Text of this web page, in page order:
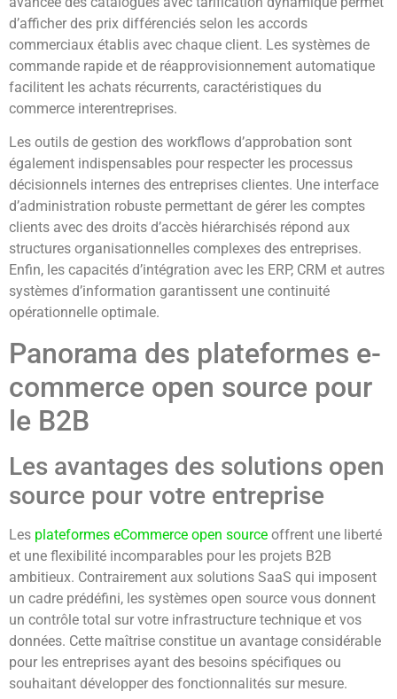
d’afficher des prix différenciés selon les accords
commerciaux établis avec chaque client. Les systèmes de
commande rapide et de réapprovisionnement automatique
facilitent les achats récurrents, caractéristiques du
commerce interentreprises.
Les outils de gestion des workflows d’approbation sont
également indispensables pour respecter les processus
décisionnels internes des entreprises clientes. Une interface
d’administration robuste permettant de gérer les comptes
clients avec des droits d’accès hiérarchisés répond aux
structures organisationnelles complexes des entreprises.
Enfin, les capacités d’intégration avec les ERP, CRM et autres
systèmes d’information garantissent une continuité
opérationnelle optimale.
Panorama des plateformes e-
commerce open source pour
le B2B
Les avantages des solutions open
source pour votre entreprise
Les plateformes eCommerce open source offrent une liberté
et une flexibilité incomparables pour les projets B2B
ambitieux. Contrairement aux solutions SaaS qui imposent
un cadre prédéfini, les systèmes open source vous donnent
un contrôle total sur votre infrastructure technique et vos
données. Cette maîtrise constitue un avantage considérable
pour les entreprises ayant des besoins spécifiques ou
souhaitant développer des fonctionnalités sur mesure.